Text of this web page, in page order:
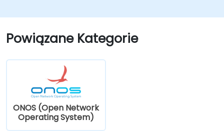
ONOS.
Powiązane Kategorie
ONOS (Open Network
Operating System)